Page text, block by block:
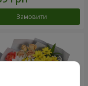
Замовити